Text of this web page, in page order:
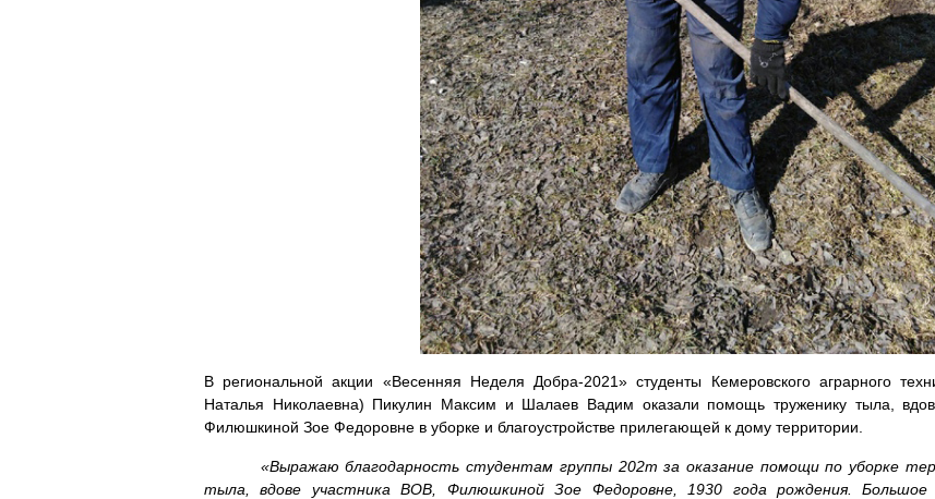
В региональной акции «Весенняя Неделя Добра-2021» студенты Кемеровского аграрного
Наталья Николаевна) Пикулин Максим и Шалаев Вадим оказали помощь труженику тыла,
Филюшкиной Зое Федоровне в уборке и благоустройстве прилегающей к дому территории.
«Выражаю благодарность студентам группы 202т за оказание помощи по уборке
тыла, вдове участника ВОВ, Филюшкиной Зое Федоровне, 1930 года рождения. Большое